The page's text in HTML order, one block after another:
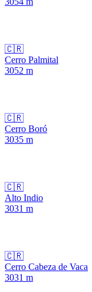
🇨🇷
Cerro Palmital
3052 m
🇨🇷
Cerro Boró
3035 m
🇨🇷
Alto Indio
3031 m
🇨🇷
Cerro Cabeza de Vaca
3031 m